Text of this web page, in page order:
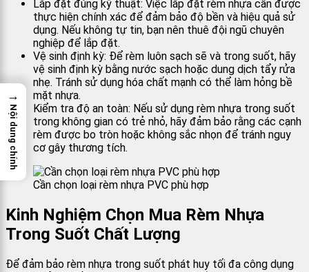
Lắp đặt đúng kỹ thuật: Việc lắp đặt rèm nhựa cần được
thực hiện chính xác để đảm bảo độ bền và hiệu quả sử
dụng. Nếu không tự tin, bạn nên thuê đội ngũ chuyên
nghiệp để lắp đặt.
Vệ sinh định kỳ: Để rèm luôn sạch sẽ và trong suốt, hãy
vệ sinh định kỳ bằng nước sạch hoặc dung dịch tẩy rửa
nhẹ. Tránh sử dụng hóa chất mạnh có thể làm hỏng bề
mặt nhựa.
Kiểm tra độ an toàn: Nếu sử dụng rèm nhựa trong suốt
trong không gian có trẻ nhỏ, hãy đảm bảo rằng các cạnh
rèm được bo tròn hoặc không sắc nhọn để tránh nguy
cơ gây thương tích.
Cần chọn loại rèm nhựa PVC phù hợp
Kinh Nghiệm Chọn Mua Rèm Nhựa
Trong Suốt Chất Lượng
Để đảm bảo rèm nhựa trong suốt phát huy tối đa công dụng
→
Nội dung chính